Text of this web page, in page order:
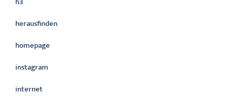
herausfinden
homepage
instagram
internet